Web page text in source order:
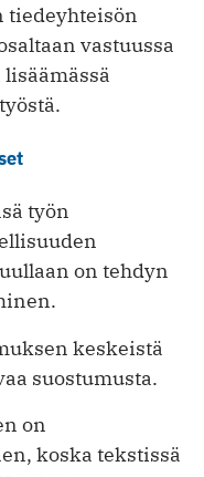
vastuussa
työn
on tehdyn
keskeistä
suostumusta.
on
koska tekstissä